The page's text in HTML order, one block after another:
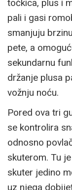
točkica, plus i
pali i gasi
smanjuju
pete, a
sekundarnu
držanje plusa
vožnju noću.
Pored ova tri
se kontrolira
odnosno
skuterom. Tu
skuter jedino
uz njega